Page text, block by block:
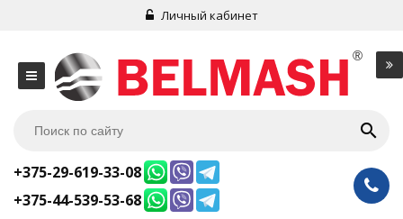
Личный кабинет
+375-29-619-33-08
+375-44-539-53-68